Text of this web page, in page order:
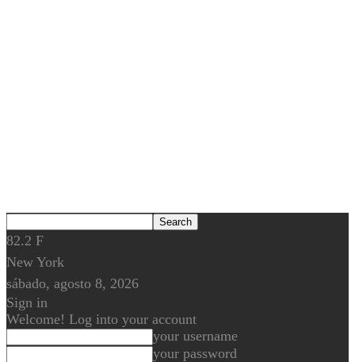
82.2 F
New York
sábado, agosto 8, 2026
Sign in
Welcome! Log into your account
your username
your password